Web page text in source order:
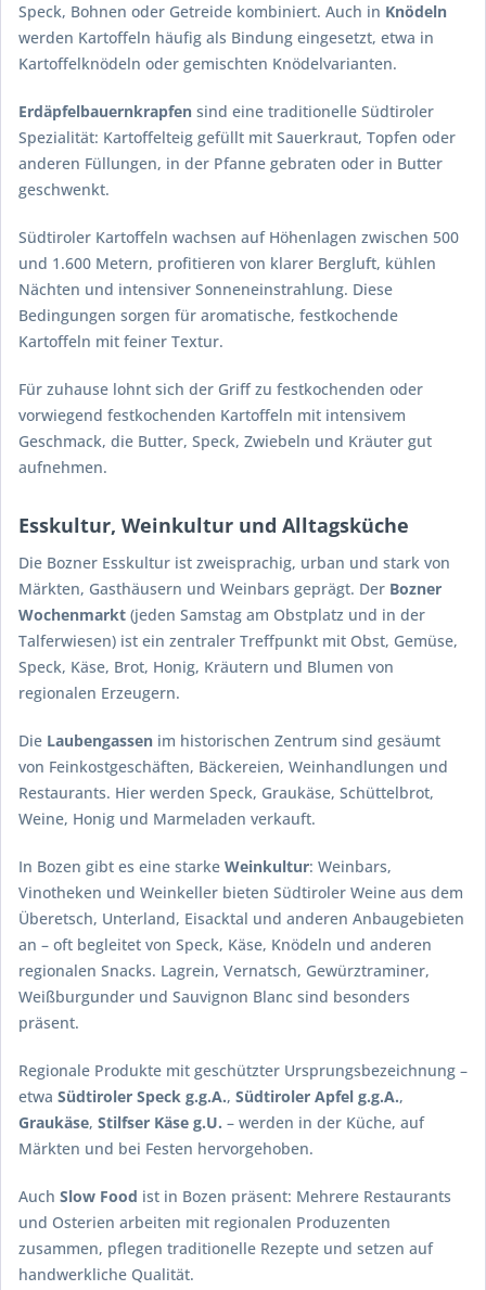
Speck, Bohnen oder Getreide kombiniert. Auch in Knödeln
werden Kartoffeln häufig als Bindung eingesetzt, etwa in
Kartoffelknödeln oder gemischten Knödelvarianten.
Erdäpfelbauernkrapfen sind eine traditionelle Südtiroler
Spezialität: Kartoffelteig gefüllt mit Sauerkraut, Topfen oder
anderen Füllungen, in der Pfanne gebraten oder in Butter
geschwenkt.
Südtiroler Kartoffeln wachsen auf Höhenlagen zwischen 500
und 1.600 Metern, profitieren von klarer Bergluft, kühlen
Nächten und intensiver Sonneneinstrahlung. Diese
Bedingungen sorgen für aromatische, festkochende
Kartoffeln mit feiner Textur.
Für zuhause lohnt sich der Griff zu festkochenden oder
vorwiegend festkochenden Kartoffeln mit intensivem
Geschmack, die Butter, Speck, Zwiebeln und Kräuter gut
aufnehmen.
Esskultur, Weinkultur und Alltagsküche
Die Bozner Esskultur ist zweisprachig, urban und stark von
Märkten, Gasthäusern und Weinbars geprägt. Der Bozner
Wochenmarkt (jeden Samstag am Obstplatz und in der
Talferwiesen) ist ein zentraler Treffpunkt mit Obst, Gemüse,
Speck, Käse, Brot, Honig, Kräutern und Blumen von
regionalen Erzeugern.
Die Laubengassen im historischen Zentrum sind gesäumt
von Feinkostgeschäften, Bäckereien, Weinhandlungen und
Restaurants. Hier werden Speck, Graukäse, Schüttelbrot,
Weine, Honig und Marmeladen verkauft.
In Bozen gibt es eine starke Weinkultur: Weinbars,
Vinotheken und Weinkeller bieten Südtiroler Weine aus dem
Überetsch, Unterland, Eisacktal und anderen Anbaugebieten
an – oft begleitet von Speck, Käse, Knödeln und anderen
regionalen Snacks. Lagrein, Vernatsch, Gewürztraminer,
Weißburgunder und Sauvignon Blanc sind besonders
präsent.
Regionale Produkte mit geschützter Ursprungsbezeichnung –
etwa Südtiroler Speck g.g.A., Südtiroler Apfel g.g.A.,
Graukäse, Stilfser Käse g.U. – werden in der Küche, auf
Märkten und bei Festen hervorgehoben.
Auch Slow Food ist in Bozen präsent: Mehrere Restaurants
und Osterien arbeiten mit regionalen Produzenten
zusammen, pflegen traditionelle Rezepte und setzen auf
handwerkliche Qualität.